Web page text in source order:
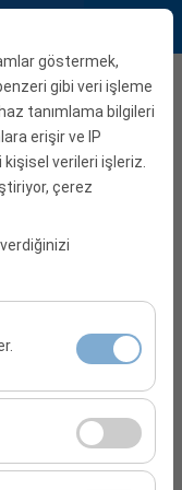
göstermek,
gibi veri işleme
tanımlama bilgileri
erişir ve IP
verileri işleriz.
çerez
güvenlik,
Devre
(ziyaretçi sayısı,
Dış Hatlar
08:00